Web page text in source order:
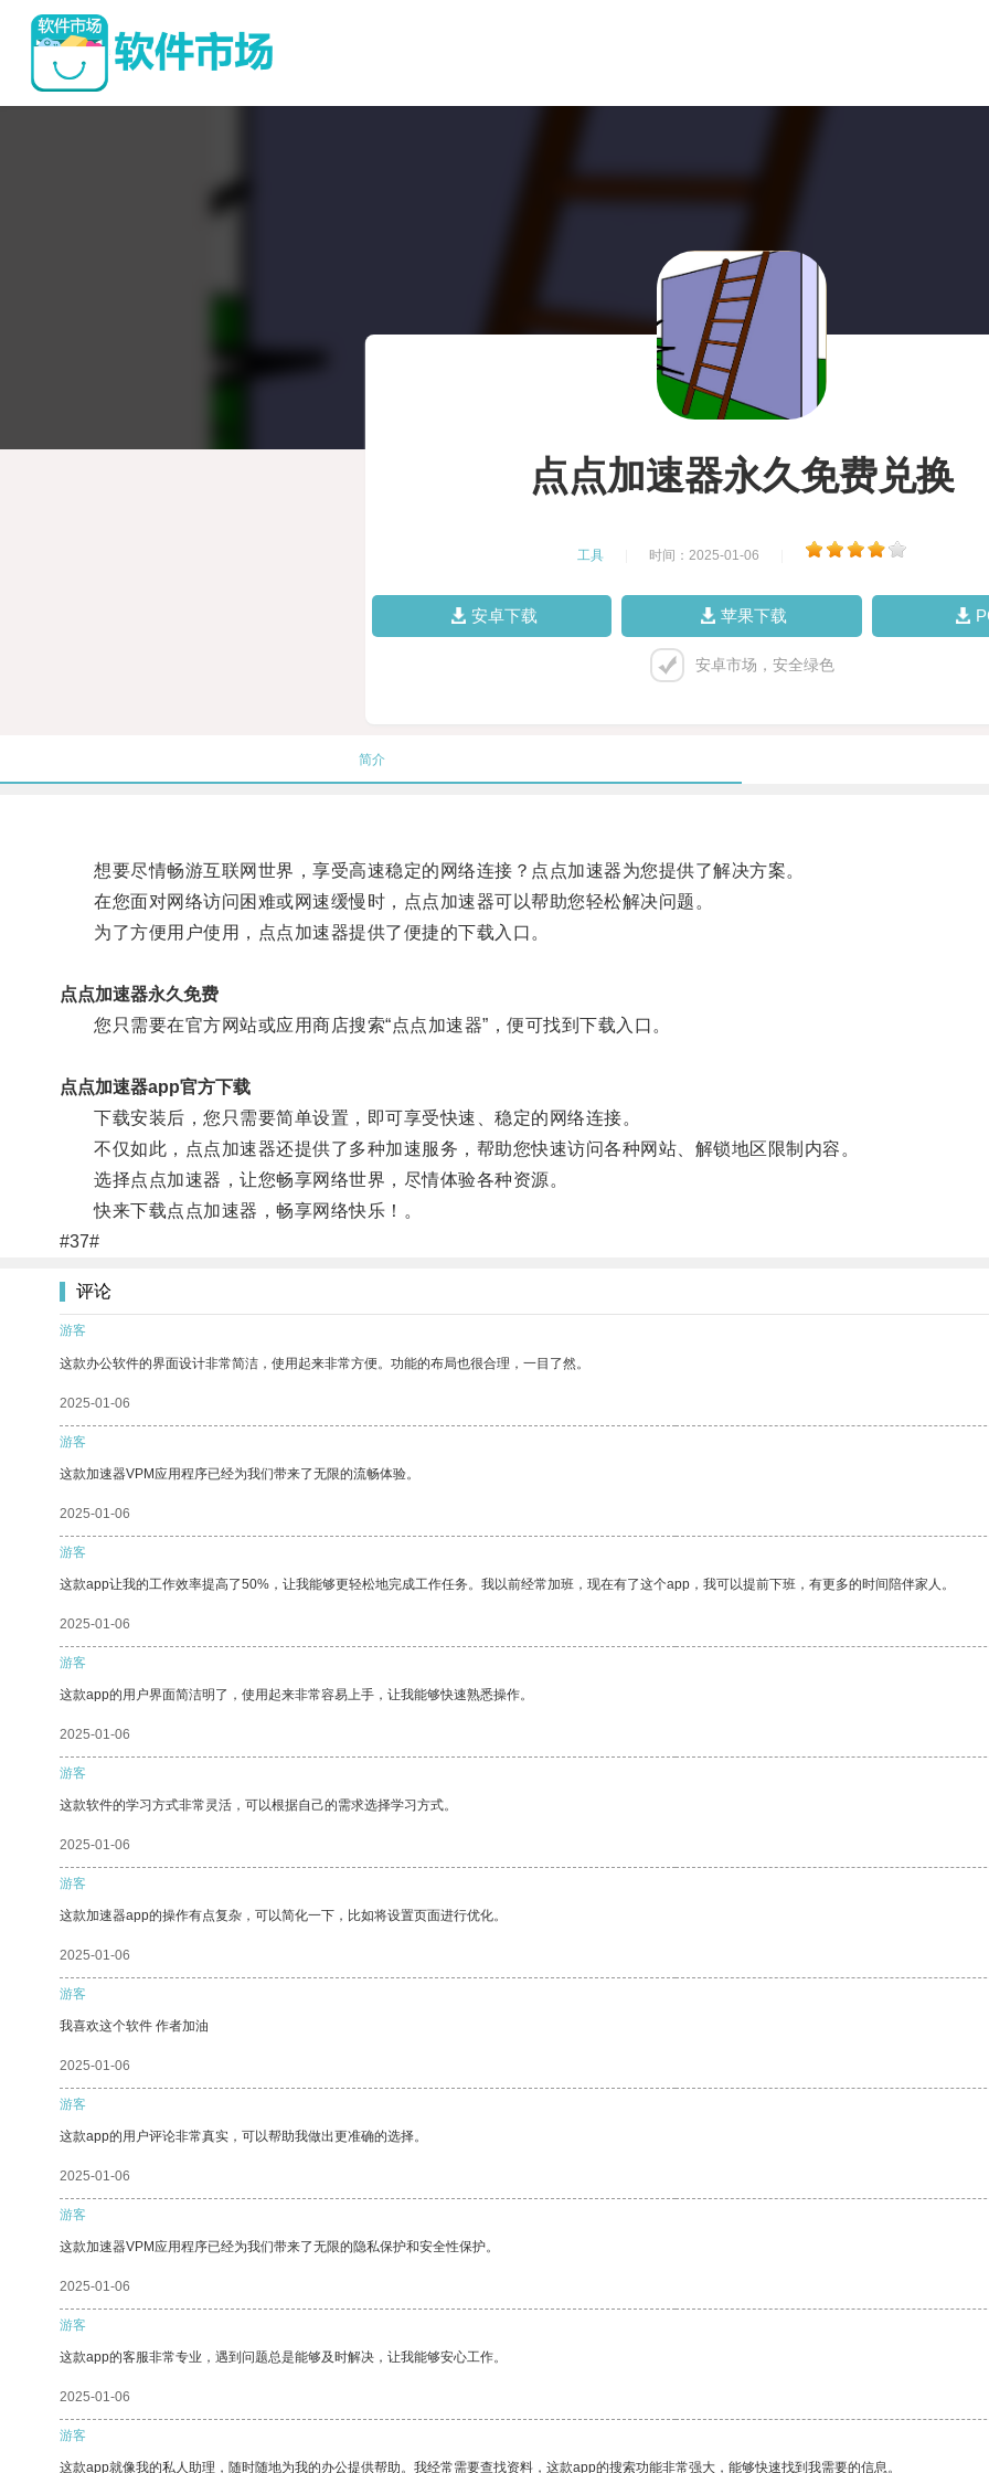
点点加速器永久免费兑换
工具 时间：2025-01-06
安卓下载 苹果下载
安卓市场，安全绿色
简介
想要尽情畅游互联网世界，享受高速稳定的网络连接？点点加速器为您提供了解决方案。
在您面对网络访问困难或网速缓慢时，点点加速器可以帮助您轻松解决问题。
为了方便用户使用，点点加速器提供了便捷的下载入口。
点点加速器永久免费
您只需要在官方网站或应用商店搜索“点点加速器”，便可找到下载入口。
点点加速器app官方下载
下载安装后，您只需要简单设置，即可享受快速、稳定的网络连接。
不仅如此，点点加速器还提供了多种加速服务，帮助您快速访问各种网站、解锁地区限制内容。
选择点点加速器，让您畅享网络世界，尽情体验各种资源。
快来下载点点加速器，畅享网络快乐！。
#37#
评论
游客
这款办公软件的界面设计非常简洁，使用起来非常方便。功能的布局也很合理，一目了然。
2025-01-06
游客
这款加速器VPM应用程序已经为我们带来了无限的流畅体验。
2025-01-06
游客
这款app让我的工作效率提高了50%，让我能够更轻松地完成工作任务。我以前经常加班，现在有了这个app，我可以提前下班，有更多的时间陪伴家人。
2025-01-06
游客
这款app的用户界面简洁明了，使用起来非常容易上手，让我能够快速熟悉操作。
2025-01-06
游客
这款软件的学习方式非常灵活，可以根据自己的需求选择学习方式。
2025-01-06
游客
这款加速器app的操作有点复杂，可以简化一下，比如将设置页面进行优化。
2025-01-06
游客
我喜欢这个软件 作者加油
2025-01-06
游客
这款app的用户评论非常真实，可以帮助我做出更准确的选择。
2025-01-06
游客
这款加速器VPM应用程序已经为我们带来了无限的隐私保护和安全性保护。
2025-01-06
游客
这款app的客服非常专业，遇到问题总是能够及时解决，让我能够安心工作。
2025-01-06
游客
这款app就像我的私人助理，随时随地为我的办公提供帮助。我经常需要查找资料，这款app的搜索功能非常强大，能够快速找到我需要的信息。